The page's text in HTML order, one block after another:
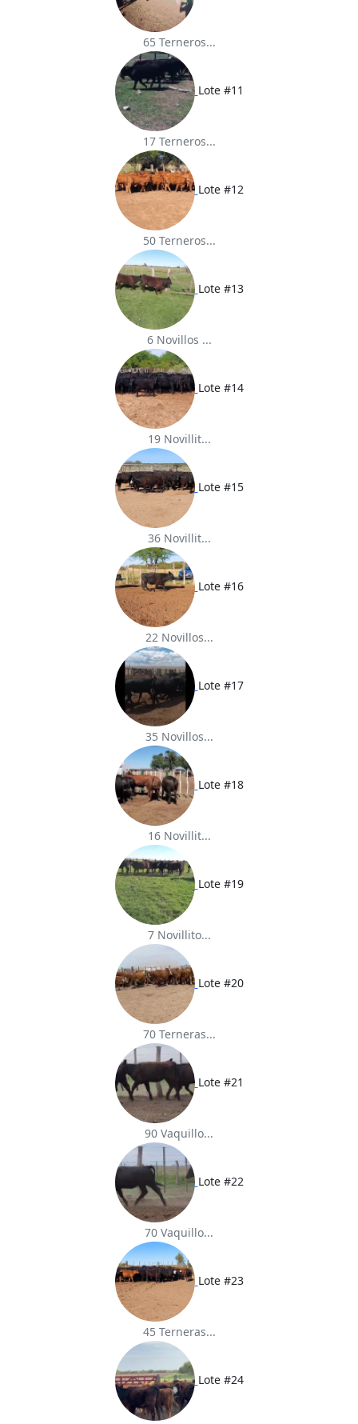
65 Terneros...
Lote #11
17 Terneros...
Lote #12
50 Terneros...
Lote #13
6 Novillos ...
Lote #14
19 Novillit...
Lote #15
36 Novillit...
Lote #16
22 Novillos...
Lote #17
35 Novillos...
Lote #18
16 Novillit...
Lote #19
7 Novillito...
Lote #20
70 Terneras...
Lote #21
90 Vaquillo...
Lote #22
70 Vaquillo...
Lote #23
45 Terneras...
Lote #24